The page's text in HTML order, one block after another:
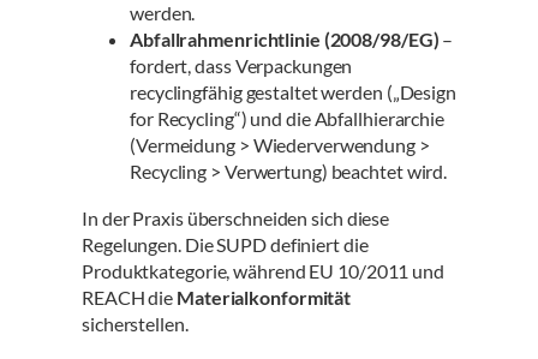
werden.
Abfallrahmenrichtlinie (2008/98/EG) –
fordert, dass Verpackungen
recyclingfähig gestaltet werden („Design
for Recycling“) und die Abfallhierarchie
(Vermeidung > Wiederverwendung >
Recycling > Verwertung) beachtet wird.
In der Praxis überschneiden sich diese
Regelungen. Die SUPD definiert die
Produktkategorie, während EU 10/2011 und
REACH die Materialkonformität
sicherstellen.